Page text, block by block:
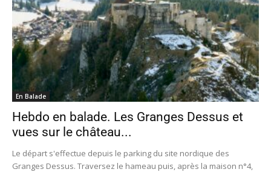
En Balade
Hebdo en balade. Les Granges Dessus et
vues sur le château...
Le départ s'effectue depuis le parking du site nordique des
Granges Dessus. Traversez le hameau puis, après la maison n°4,